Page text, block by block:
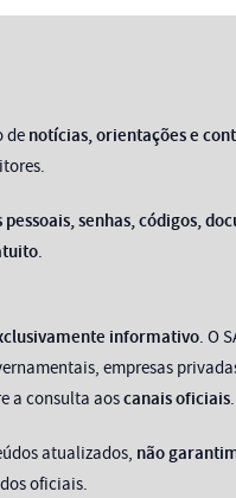
de notícias, orientações e
pessoais, senhas, códigos,
.
informativo. O
empresas
a consulta aoscanais oficiais.
atualizados, não
oficiais.